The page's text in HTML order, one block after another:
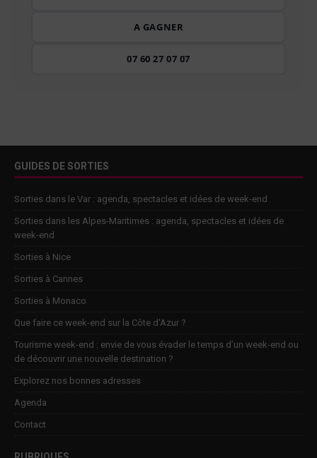
A GAGNER
07 60 27 07 07
GUIDES DE SORTIES
Sorties dans le Var : agenda, spectacles et idées de week-end
Sorties dans les Alpes-Maritimes : agenda, spectacles et idées de
week-end
Sorties à Nice
Sorties à Cannes
Sorties à Monaco
Que faire ce week-end sur la Côte d’Azur ?
Tourisme week-end : envie de vous évader le temps d’un week-end ou
de découvrir une nouvelle destination ?
Explorez nos bonnes adresses
Agenda
Contact